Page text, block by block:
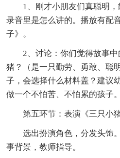
1、刚才小朋友们真聪明
录音里是怎么讲的。播放有配
子》。
2、讨论：你们觉得故事
猪？（是一只勤劳、勇敢、聪
子，会选择什么材料盖？建议
做一个不怕苦、不怕累的孩子。
第五环节：表演《三只小
选出扮演角色，分发头饰
事背景，教师指导。